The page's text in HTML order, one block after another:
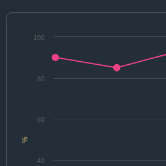
%
40
60
80
100